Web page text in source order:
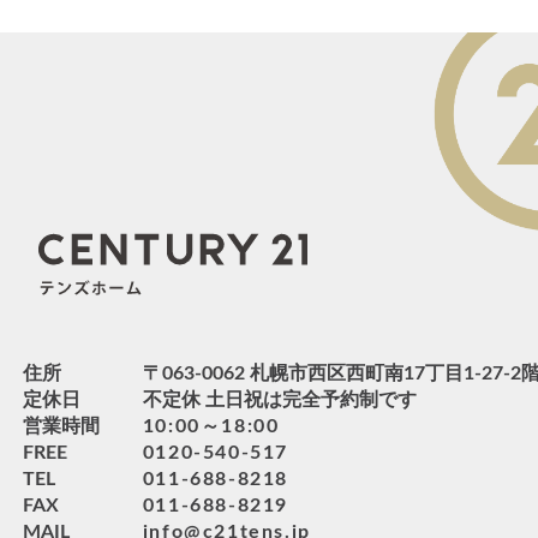
住所
〒063-0062 札幌市西区西町南17丁目1-27-2
定休日
不定休 土日祝は完全予約制です
営業時間
10:00～18:00
FREE
0120-540-517
TEL
011-688-8218
FAX
011-688-8219
MAIL
info@c21tens.jp